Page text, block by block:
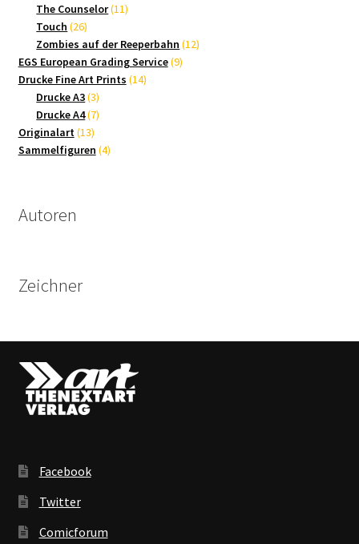
Produkte
The Counselor 1111
Touch 2626
Produkte
Zombies auf der Reeperbahn 1212
EGS European Grading Service 99
Drucke Fine Art Prints 1414
Drucke A3 33
Produkte
Drucke A4 77
Originalart 1313
Produkte
Sammelfiguren 44
Autoren
Zeichner
Facebook
Twitter
Comicforum